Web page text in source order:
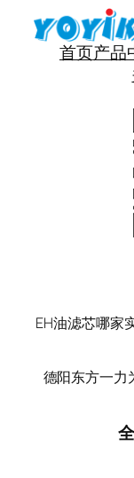
首页产品
EH油滤芯哪家
德阳东方一力